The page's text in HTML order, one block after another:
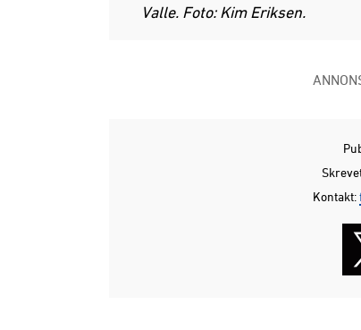
Valle. Foto: Kim Eriksen.
Kontakt: